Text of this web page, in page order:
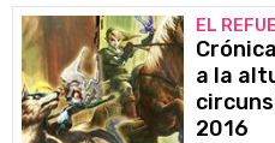
EL
a la
2016